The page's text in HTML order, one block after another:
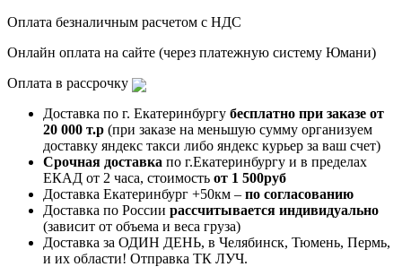
Оплата безналичным расчетом с НДС
Онлайн оплата на сайте (через платежную систему Юмани)
Оплата в рассрочку
Доставка по г. Екатеринбургу бесплатно при заказе от
20 000 т.р (при заказе на меньшую сумму организуем
доставку яндекс такси либо яндекс курьер за ваш счет)
Срочная доставка по г.Екатеринбургу и в пределах
ЕКАД от 2 часа, стоимость от 1 500руб
Доставка Екатеринбург +50км – по согласованию
Доставка по России рассчитывается индивидуально
(зависит от объема и веса груза)
Доставка за ОДИН ДЕНЬ, в Челябинск, Тюмень, Пермь,
и их области! Отправка ТК ЛУЧ.